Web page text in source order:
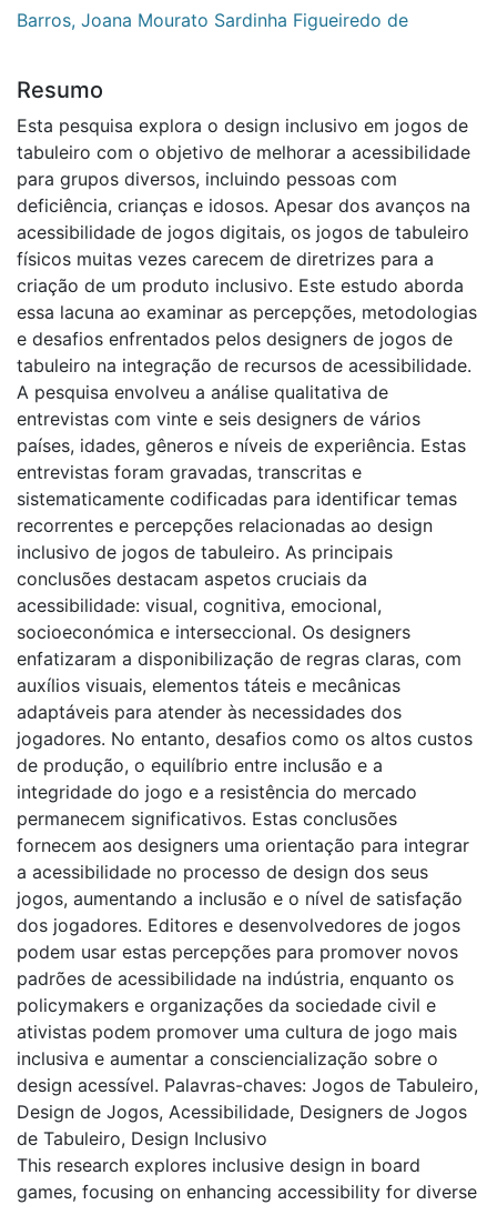
Barros, Joana Mourato Sardinha Figueiredo de
Resumo
Esta pesquisa explora o design inclusivo em jogos de
tabuleiro com o objetivo de melhorar a acessibilidade
para grupos diversos, incluindo pessoas com
deficiência, crianças e idosos. Apesar dos avanços na
acessibilidade de jogos digitais, os jogos de tabuleiro
físicos muitas vezes carecem de diretrizes para a
criação de um produto inclusivo. Este estudo aborda
essa lacuna ao examinar as percepções, metodologias
e desafios enfrentados pelos designers de jogos de
tabuleiro na integração de recursos de acessibilidade.
A pesquisa envolveu a análise qualitativa de
entrevistas com vinte e seis designers de vários
países, idades, gêneros e níveis de experiência. Estas
entrevistas foram gravadas, transcritas e
sistematicamente codificadas para identificar temas
recorrentes e percepções relacionadas ao design
inclusivo de jogos de tabuleiro. As principais
conclusões destacam aspetos cruciais da
acessibilidade: visual, cognitiva, emocional,
socioeconómica e interseccional. Os designers
enfatizaram a disponibilização de regras claras, com
auxílios visuais, elementos táteis e mecânicas
adaptáveis para atender às necessidades dos
jogadores. No entanto, desafios como os altos custos
de produção, o equilíbrio entre inclusão e a
integridade do jogo e a resistência do mercado
permanecem significativos. Estas conclusões
fornecem aos designers uma orientação para integrar
a acessibilidade no processo de design dos seus
jogos, aumentando a inclusão e o nível de satisfação
dos jogadores. Editores e desenvolvedores de jogos
podem usar estas percepções para promover novos
padrões de acessibilidade na indústria, enquanto os
policymakers e organizações da sociedade civil e
ativistas podem promover uma cultura de jogo mais
inclusiva e aumentar a consciencialização sobre o
design acessível. Palavras-chaves: Jogos de Tabuleiro,
Design de Jogos, Acessibilidade, Designers de Jogos
de Tabuleiro, Design Inclusivo
This research explores inclusive design in board
games, focusing on enhancing accessibility for diverse